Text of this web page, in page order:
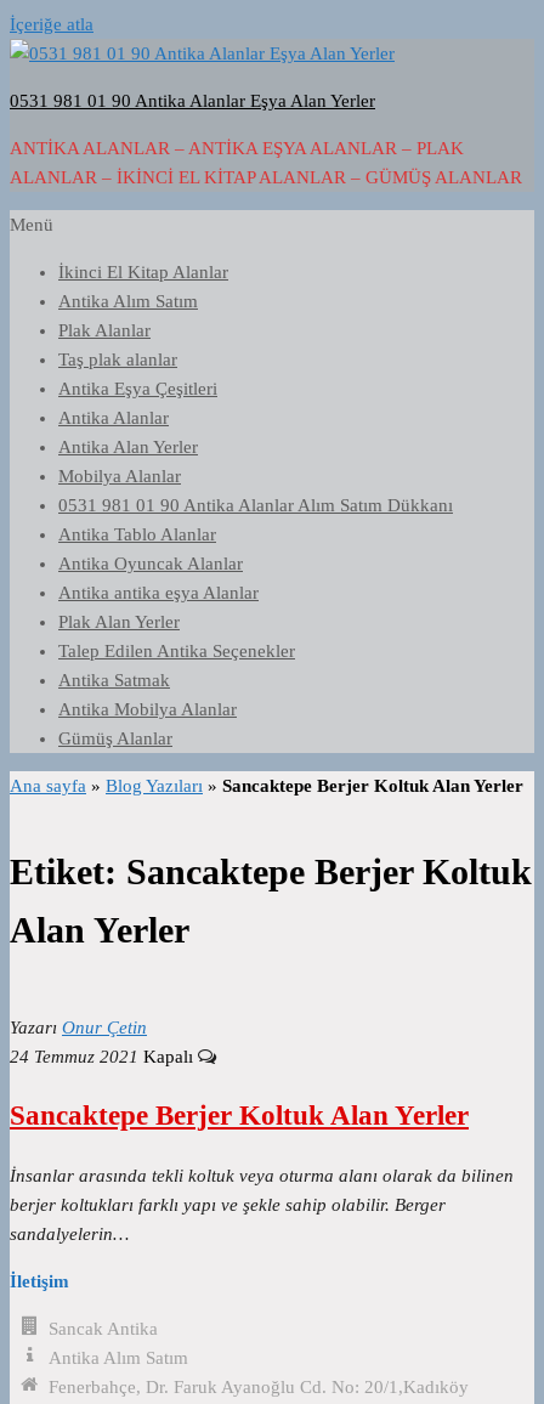
İçeriğe atla
0531 981 01 90 Antika Alanlar Eşya Alan Yerler
ANTIKA ALANLAR – ANTIKA EŞYA ALANLAR – PLAK
ALANLAR – İKINCI EL KITAP ALANLAR – GÜMÜŞ ALANLAR
Menü
İkinci El Kitap Alanlar
Antika Alım Satım
Plak Alanlar
Taş plak alanlar
Antika Eşya Çeşitleri
Antika Alanlar
Antika Alan Yerler
Mobilya Alanlar
0531 981 01 90 Antika Alanlar Alım Satım Dükkanı
Antika Tablo Alanlar
Antika Oyuncak Alanlar
Antika antika eşya Alanlar
Plak Alan Yerler
Talep Edilen Antika Seçenekler
Antika Satmak
Antika Mobilya Alanlar
Gümüş Alanlar
Ana sayfa » Blog Yazıları » Sancaktepe Berjer Koltuk Alan Yerler
Etiket: Sancaktepe Berjer Koltuk
Alan Yerler
Yazarı Onur Çetin
24 Temmuz 2021 Kapalı
Sancaktepe Berjer Koltuk Alan Yerler
İnsanlar arasında tekli koltuk veya oturma alanı olarak da bilinen
berjer koltukları farklı yapı ve şekle sahip olabilir. Berger
sandalyelerin…
İletişim
Sancak Antika
Antika Alım Satım
Fenerbahçe, Dr. Faruk Ayanoğlu Cd. No: 20/1,Kadıköy